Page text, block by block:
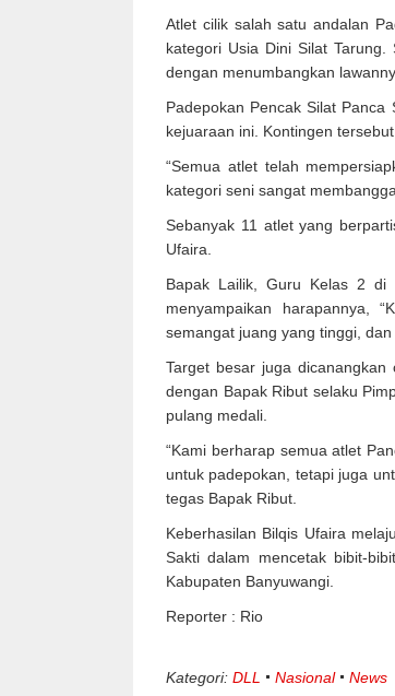
Atlet cilik salah satu andalan
kategori Usia Dini Silat
dengan menumbangkan
Padepokan Pencak Silat
kejuaraan ini. Kontingen
“Semua atlet telah
kategori seni sangat
Sebanyak 11 atlet yang
Ufaira.
Bapak Lailik, Guru Kelas 2 di
menyampaikan harapannya,
semangat juang yang tinggi,
Target besar juga
dengan Bapak Ribut selaku
pulang medali.
“Kami berharap semua atlet
untuk padepokan, tetapi juga
tegas Bapak Ribut.
Keberhasilan Bilqis Ufaira
Sakti dalam mencetak bibit-
Kabupaten Banyuwangi.
Reporter : Rio
Kategori: DLL Nasional News